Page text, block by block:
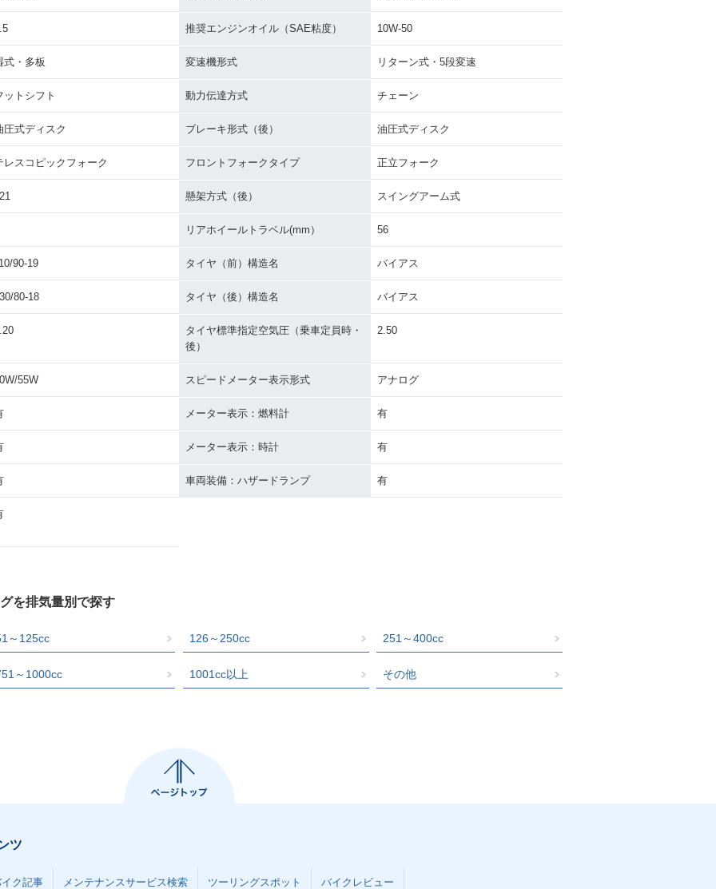
推奨エンジンオイル（SAE粘度） 10W-50
式・多板 変速機形式 リターン式・5段変速
ットシフト 動力伝達方式 チェーン
圧式ディスク ブレーキ形式（後） 油圧式ディスク
レスコピックフォーク フロントフォークタイプ 正立フォーク
懸架方式（後） スイングアーム式
リアホイールトラベル(mm） 56
90-19 タイヤ（前）構造名 バイアス
80-18 タイヤ（後）構造名 バイアス
タイヤ標準指定空気圧（乗車定員時・
後）
2.50
55W スピードメーター表示形式 アナログ
メーター表示：燃料計 有
メーター表示：時計 有
車両装備：ハザードランプ 有
を排気量別で探す
～125cc 126～250cc 251～400cc
～1000cc 1001cc以上 その他
ツ
ク記事 メンテナンスサービス検索 ツーリングスポット バイクレビュー